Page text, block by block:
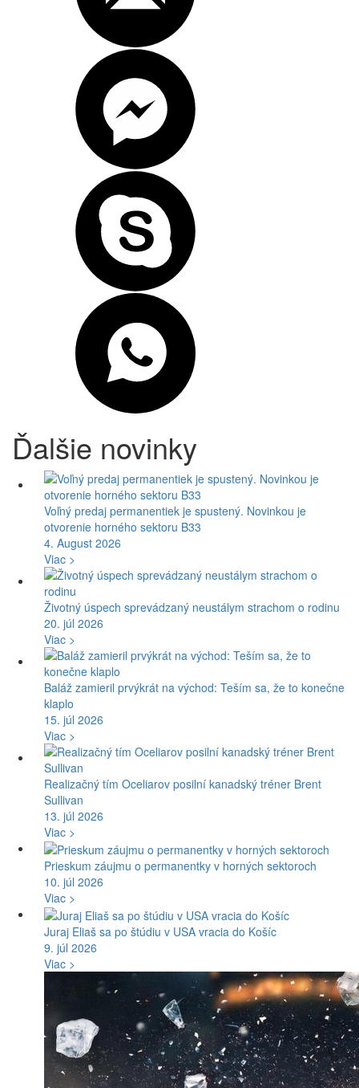
Ďalšie novinky
Voľný predaj permanentiek je spustený. Novinkou je
otvorenie horného sektoru B33
4. August 2026
Viac >
Životný úspech sprevádzaný neustálym strachom o rodinu
20. júl 2026
Viac >
Baláž zamieril prvýkrát na východ: Teším sa, že to konečne
klaplo
15. júl 2026
Viac >
Realizačný tím Oceliarov posilní kanadský tréner Brent
Sullivan
13. júl 2026
Viac >
Prieskum záujmu o permanentky v horných sektoroch
10. júl 2026
Viac >
Juraj Eliaš sa po štúdiu v USA vracia do Košíc
9. júl 2026
Viac >